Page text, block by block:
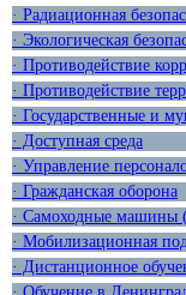
· Радиационная
· Экологическая
· Противодействие
· Противодействие
· Государственные и
· Доступная среда
· Управление
· Гражданская оборона
· Самоходные машины
· Мобилизационная
· Дистанционное